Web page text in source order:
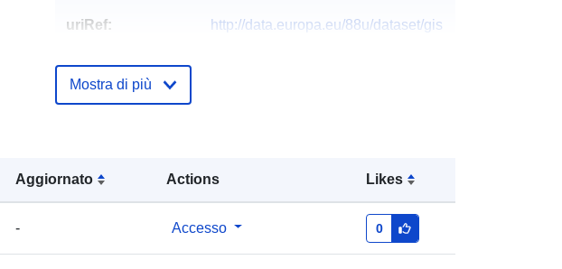
Aggiornato Actions Likes
- Accesso 0
uriRef:
http://data.europa.eu/88u/dataset/gis
Mostra di più